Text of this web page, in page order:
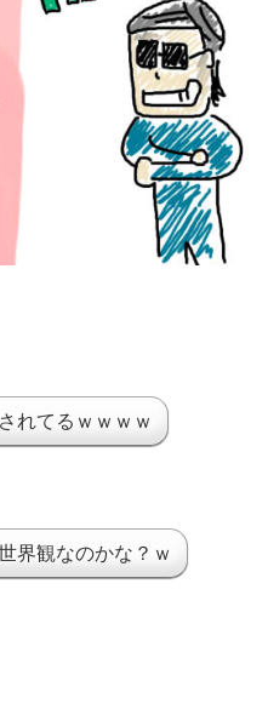
れてるｗｗｗｗ
界観なのかな？ｗ